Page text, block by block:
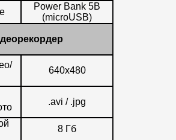
Power Bank 5B
(microUSB)
640x480
.avi / .jpg
8 Гб